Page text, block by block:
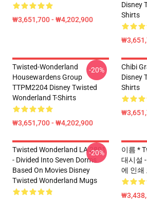
₩3,651,700 - ₩4,202,900
Disney
Shirts
Twisted-Wonderland
Housewardens Group
TTPM2204 Disney Twisted
Wonderland T-Shirts
₩3,651,700 - ₩4,202,900
-20%
Chibi
Disney
Shirts
Twisted Wonderland LA 2801
- Divided Into Seven Dorms
Based On Movies Disney
Twisted Wonderland Mugs
-20%
이름 *
대시설
에 인쇄